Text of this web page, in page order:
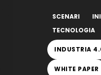
SCENARI
TECNOLOGIA
INDUSTRIA
WHITE PAPER